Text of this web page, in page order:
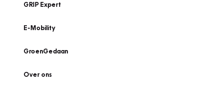
GRIP Expert
E-Mobility
GroenGedaan
Over ons